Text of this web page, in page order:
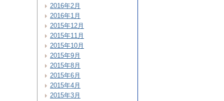
2016年2月
2016年1月
2015年12月
2015年11月
2015年10月
2015年9月
2015年8月
2015年6月
2015年4月
2015年3月